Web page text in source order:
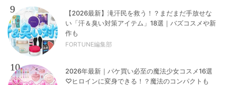
9
【2026最新】滝汗民を救う！？まだまだ手放せな
い「汗＆臭い対策アイテム」18選｜バズコスメや新
作も
FORTUNE編集部
10
2026年最新｜パケ買い必至の魔法少女コスメ16選
♡ヒロインに変身できる！？魔法のコンパクトも